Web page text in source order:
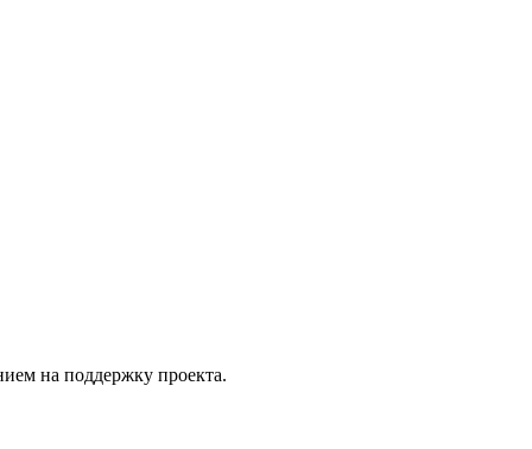
на поддержку проекта.